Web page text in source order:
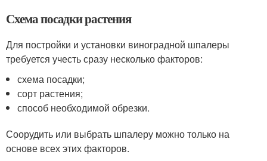
Схема посадки растения
Для постройки и установки виноградной шпалеры
требуется учесть сразу несколько факторов:
схема посадки;
сорт растения;
способ необходимой обрезки.
Соорудить или выбрать шпалеру можно только на
основе всех этих факторов.